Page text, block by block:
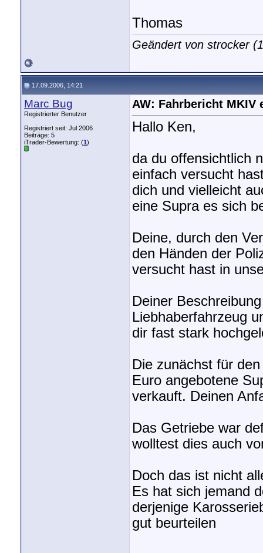
Thomas
Geändert von strocker
17.09.2006, 14:21
Marc Bug
Registrierter Benutzer
Registriert seit: Jul 2006
Beiträge: 5
iTrader-Bewertung: (1)
AW: Fahrbericht MKIV
Hallo Ken,
da du offensichtlich
einfach versucht
dich und vielleicht
eine Supra es sich
Deine, durch den
den Händen der
versucht hast in
Deiner
Liebhaberfahrzeug
dir fast stark
Die zunächst für
Euro angebotene
verkauft. Deinen
Das Getriebe war
wolltest dies auch
Doch das ist nicht
Es hat sich jemand
derjenige
gut beurteilen